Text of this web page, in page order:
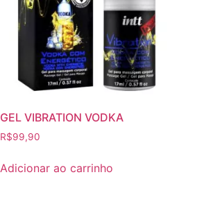
GEL VIBRATION VODKA
R$99,90
Adicionar ao carrinho